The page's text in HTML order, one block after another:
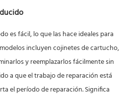
es fácil, lo que las hace ideales para
incluyen cojinetes de cartucho,
y reemplazarlos fácilmente sin
a que el trabajo de reparación está
el período de reparación. Significa